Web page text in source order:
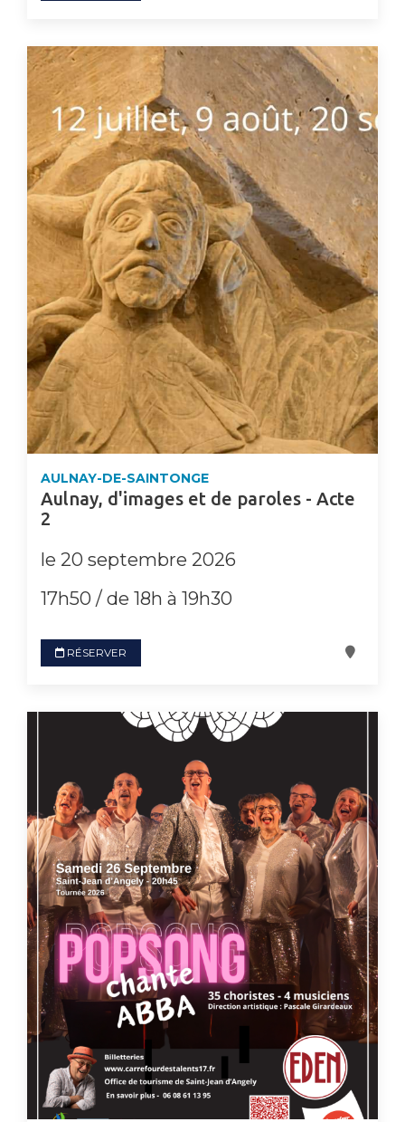
AULNAY-DE-SAINTONGE
Aulnay, d'images et de paroles - Acte
2
le 20 septembre 2026
17h50 / de 18h à 19h30
RÉSERVER